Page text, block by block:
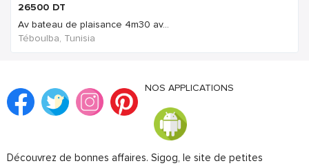
26500 DT
Av bateau de plaisance 4m30 av...
Téboulba, Tunisia
NOS APPLICATIONS
Découvrez de bonnes affaires. Sigog, le site de petites